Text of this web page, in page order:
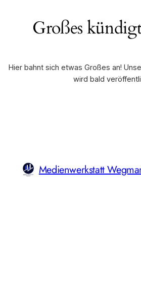
Großes
Hier bahnt sich etwas Großes an!
wird bald
Medienwerkstatt